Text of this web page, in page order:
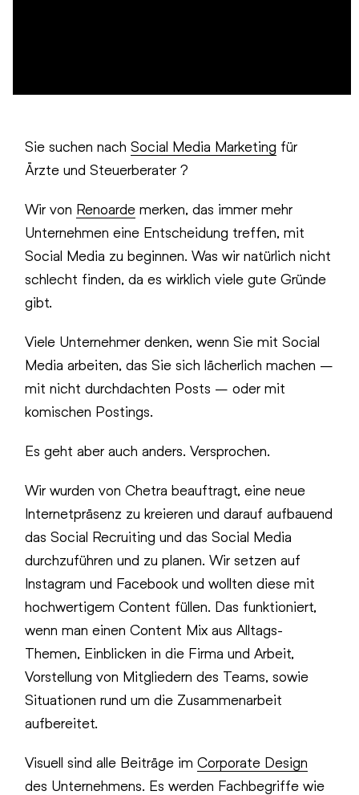
Sie suchen nachSocial Media Marketing für
Ärzte und Steuerberater ?
Wir von Renoarde merken, das immer mehr
Unternehmen eine Entscheidung treffen, mit
Social Media zu beginnen. Was wir natürlich nicht
schlecht finden, da es wirklich viele gute Gründe
gibt.
Viele Unternehmer denken, wenn Sie mit Social
Media arbeiten, das Sie sich lächerlich machen –
mit nicht durchdachten Posts – oder mit
komischen Postings.
Es geht aber auch anders. Versprochen.
Wir wurden von Chetra beauftragt, eine neue
Internetpräsenz zu kreieren und darauf aufbauend
das Social Recruiting und das Social Media
durchzuführen und zu planen. Wir setzen auf
Instagram und Facebook und wollten diese mit
hochwertigem Content füllen. Das funktioniert,
wenn man einen Content Mix aus Alltags-
Themen, Einblicken in die Firma und Arbeit,
Vorstellung von Mitgliedern des Teams, sowie
Situationen rund um die Zusammenarbeit
aufbereitet.
Visuell sind alle Beiträge imCorporate Design
des Unternehmens. Es werden Fachbegriffe wie